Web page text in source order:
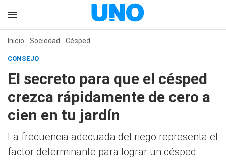
Inicio Sociedad Césped
CONSEJO
El secreto para que el césped
crezca rápidamente de cero a
cien en tu jardín
La frecuencia adecuada del riego representa el
factor determinante para lograr un césped